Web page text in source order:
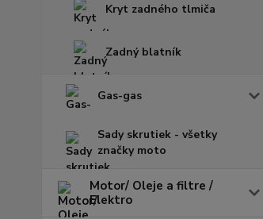
Kryt zadného tlmiča
Zadný blatník
Gas-gas
Sady skrutiek - všetky
značky moto
Motor/ Oleje a filtre /
Elektro